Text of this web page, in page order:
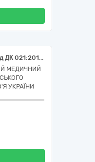
Рукавички медичні оглядові, код ДК 021:2015 - 33140000-3 Медичні матеріали
МЕДИЧНИЙ
УКРАЇНИ